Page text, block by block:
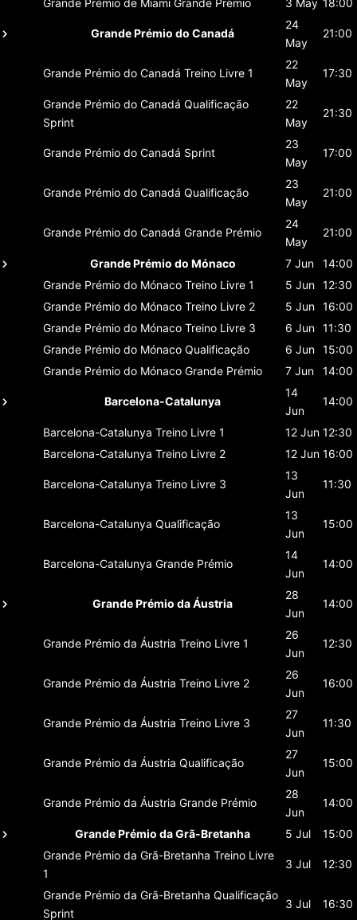
Grande Prémio do Canadá
24
May
21:00
Grande Prémio do Canadá Treino Livre 1
22
May
17:30
Grande Prémio do Canadá Qualificação
Sprint
22
May
21:30
Grande Prémio do Canadá Sprint
23
May
17:00
Grande Prémio do Canadá Qualificação
23
May
21:00
Grande Prémio do Canadá Grande Prémio
24
May
21:00
Grande Prémio do Mónaco 7 Jun
14:00
Grande Prémio do Mónaco Treino Livre 1 5 Jun 12:30
Grande Prémio do Mónaco Treino Livre 2 5 Jun 16:00
Grande Prémio do Mónaco Treino Livre 3 6 Jun 11:30
Grande Prémio do Mónaco Qualificação 6 Jun 15:00
Grande Prémio do Mónaco Grande Prémio 7 Jun 14:00
Barcelona-Catalunya
14
Jun
14:00
Barcelona-Catalunya Treino Livre 1 12 Jun 12:30
Barcelona-Catalunya Treino Livre 2 12 Jun 16:00
Barcelona-Catalunya Treino Livre 3
13
Jun
11:30
Barcelona-Catalunya Qualificação
13
Jun
15:00
Barcelona-Catalunya Grande Prémio
14
Jun
14:00
Grande Prémio da Áustria
28
Jun
14:00
Grande Prémio da Áustria Treino Livre 1
26
Jun
12:30
Grande Prémio da Áustria Treino Livre 2
26
Jun
16:00
Grande Prémio da Áustria Treino Livre 3
27
Jun
11:30
Grande Prémio da Áustria Qualificação
27
Jun
15:00
Grande Prémio da Áustria Grande Prémio
28
Jun
14:00
Grande Prémio da Grã-Bretanha 5 Jul
15:00
Grande Prémio da Grã-Bretanha Treino Livre
1
3 Jul 12:30
Grande Prémio da Grã-Bretanha Qualificação
Sprint
3 Jul 16:30